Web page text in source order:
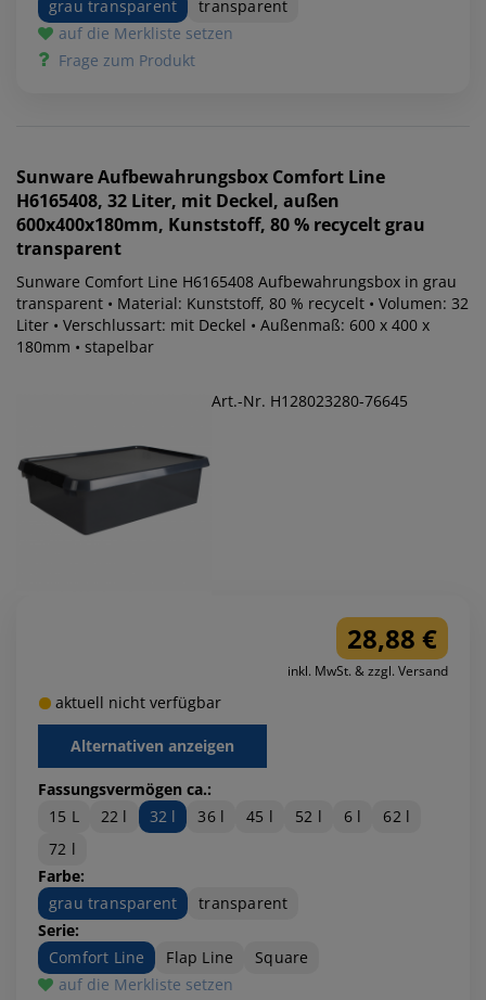
grau transparent
transparent
auf die Merkliste setzen
Frage zum Produkt
SunwareAufbewahrungsbox Comfort Line
H6165408, 32 Liter, mit Deckel, außen
600x400x180mm, Kunststoff, 80 % recycelt grau
transparent
Sunware Comfort Line H6165408 Aufbewahrungsbox in grau
transparent • Material: Kunststoff, 80 % recycelt • Volumen: 32
Liter • Verschlussart: mit Deckel • Außenmaß: 600 x 400 x
180mm • stapelbar
Art.-Nr. H128023280-76645
28,88 €
inkl. MwSt. & zzgl. Versand
aktuell nicht verfügbar
Alternativen anzeigen
Fassungsvermögen ca.:
15 L
22 l 32 l 36 l 45 l 52 l 6 l
62 l
72 l
Farbe:
grau transparent
transparent
Serie:
Comfort Line
Flap Line
Square
auf die Merkliste setzen